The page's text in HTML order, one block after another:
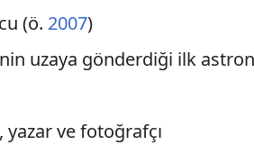
(ö. 2007)
uzaya gönderdiği ilk
yazar ve fotoğrafçı